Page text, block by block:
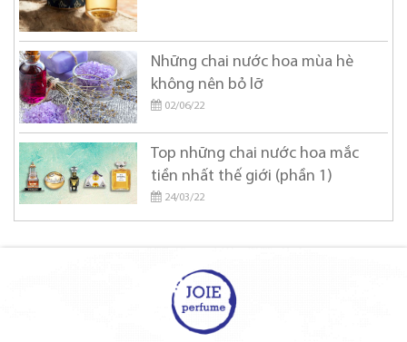
Những chai nước hoa mùa hè
không nên bỏ lỡ
02/06/22
Top những chai nước hoa mắc
tiền nhất thế giới (phần 1)
24/03/22